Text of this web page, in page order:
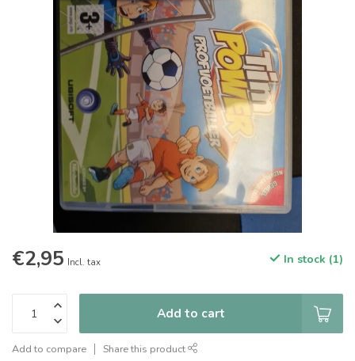
€2,95 Incl. tax In stock (1)
Add to cart
Add to compare Share this product